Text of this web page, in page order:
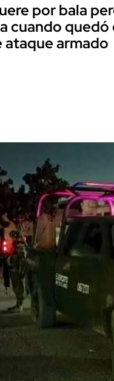
por bala
cuando quedó
ataque armado